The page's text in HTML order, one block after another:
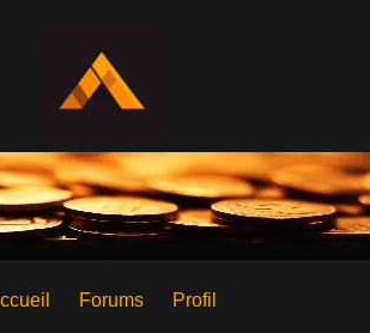
Forums Profil